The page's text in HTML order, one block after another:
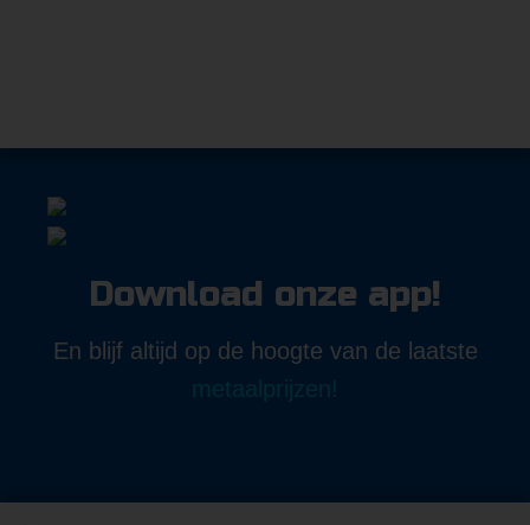
Download onze app!
En blijf altijd op de hoogte van de laatste
metaalprijzen!